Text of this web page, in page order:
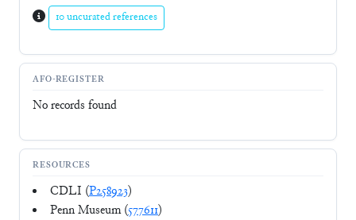
10 uncurated references
AFO-REGISTER
No records found
RESOURCES
CDLI (P258923)
Penn Museum (577611)